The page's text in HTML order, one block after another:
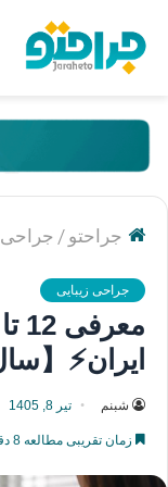
جراحتو / جراحی
جراحی زیبایی
ایران⚡【سال1405
شبنم تیر 8, 1405
زمان تقریبی مطالعه 8 دقیقه